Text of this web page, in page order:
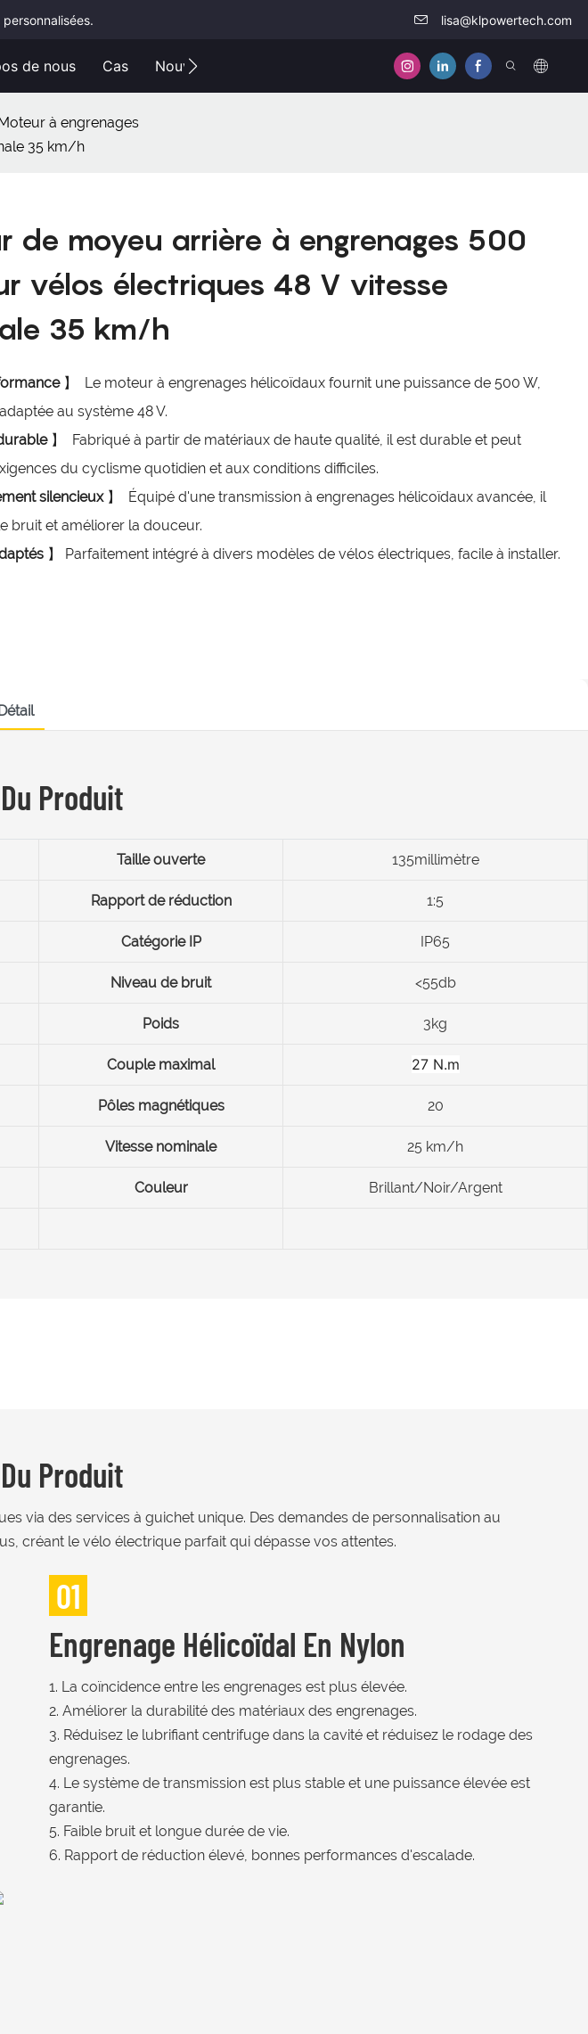
lisa@klpowertech.com
de nous Cas Nouvelles
à engrenages
35 km/h
de moyeu arrière à engrenages 500
vélos électriques 48 V vitesse
35 km/h
】
Le moteur à engrenages hélicoïdaux fournit une puissance de 500 W,
au système 48 V.
】
Fabriqué à partir de matériaux de haute qualité, il est durable et peut
du cyclisme quotidien et aux conditions difficiles.
silencieux 】
Équipé d'une transmission à engrenages hélicoïdaux avancée, il
bruit et améliorer la douceur.
】 Parfaitement intégré à divers modèles de vélos électriques, facile à installer.
Produit
Taille ouverte 135millimètre
Rapport de réduction 1:5
Catégorie IP IP65
Niveau de bruit <55db
Poids 3kg
Couple maximal 27 N.m
Pôles magnétiques 20
Vitesse nominale 25 km/h
Couleur Brillant/Noir/Argent
Produit
via des services à guichet unique. Des demandes de personnalisation au
créant le vélo électrique parfait qui dépasse vos attentes.
01
Engrenage Hélicoïdal En Nylon
1. La coïncidence entre les engrenages est plus élevée.
2. Améliorer la durabilité des matériaux des engrenages.
3. Réduisez le lubrifiant centrifuge dans la cavité et réduisez le rodage des
engrenages.
4. Le système de transmission est plus stable et une puissance élevée est
garantie.
5. Faible bruit et longue durée de vie.
6. Rapport de réduction élevé, bonnes performances d'escalade.